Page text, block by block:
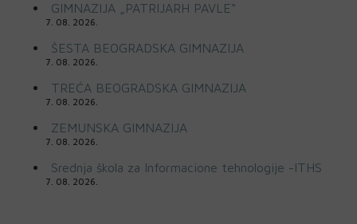
GIMNAZIJA „PATRIJARH PAVLE“
7. 08. 2026.
ŠESTA BEOGRADSKA GIMNAZIJA
7. 08. 2026.
TREĆA BEOGRADSKA GIMNAZIJA
7. 08. 2026.
ZEMUNSKA GIMNAZIJA
7. 08. 2026.
Srednja škola za Informacione tehnologije -ITHS
7. 08. 2026.